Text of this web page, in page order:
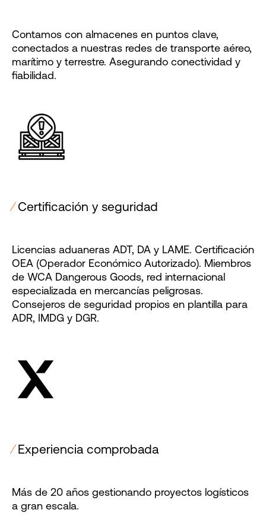
Contamos con almacenes en puntos clave,
conectados a nuestras redes de transporte aéreo,
marítimo y terrestre. Asegurando conectividad y
fiabilidad.
⁄Certificación y seguridad
Licencias aduaneras ADT, DA y LAME. Certificación
OEA (Operador Económico Autorizado). Miembros
de WCA Dangerous Goods, red internacional
especializada en mercancías peligrosas.
Consejeros de seguridad propios en plantilla para
ADR, IMDG y DGR.
⁄Experiencia comprobada
Más de 20 años gestionando proyectos logísticos
a gran escala.